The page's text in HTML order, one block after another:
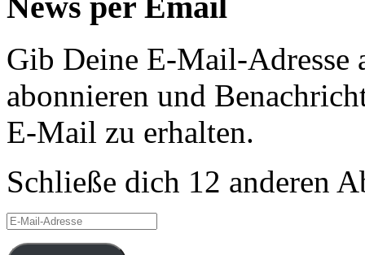
Gib Deine E-Mail-Adresse
abonnieren und
E-Mail zu erhalten.
Schließe dich 12 anderen
E-
Mail-
Adresse